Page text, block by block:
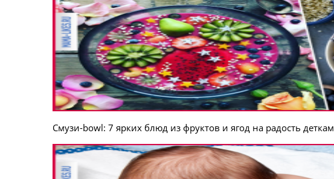
Смузи-bowl: 7 ярких блюд из фруктов и ягод на радость деткам